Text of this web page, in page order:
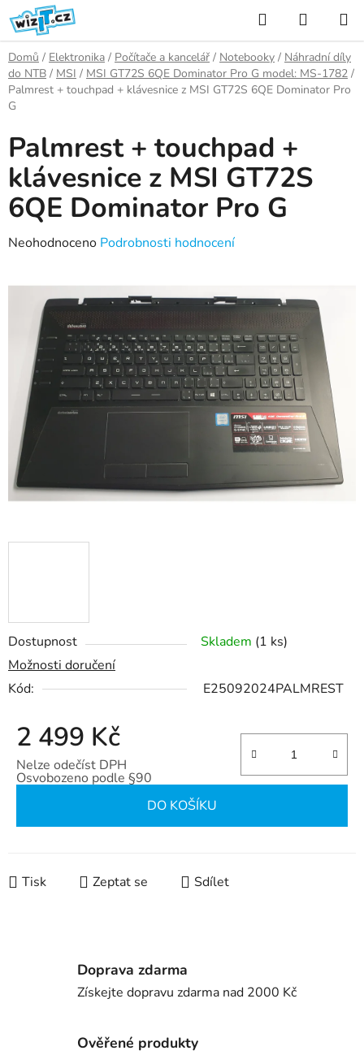
Přejít
na
obsah
Hledat
KOŠÍK
Domů / Elektronika / Počítače a kancelář / Notebooky / Náhradní díly
do NTB / MSI / MSI GT72S 6QE Dominator Pro G model: MS-1782 /
Palmrest + touchpad + klávesnice z MSI GT72S 6QE Dominator Pro
G
Dostupnost Skladem (1 ks)
Možnosti doručení
Kód:
E25092024PALMREST
2 499 Kč
Nelze odečíst DPH
Osvobozeno podle §90
DO KOŠÍKU
Tisk Zeptat se Sdílet
Palmrest + touchpad +
klávesnice z MSI GT72S
6QE Dominator Pro G
Průměrné
produktu
hvězdiček.
Neohodnoceno Podrobnosti hodnocení
Doprava zdarma
Získejte dopravu zdarma nad 2000 Kč
Ověřené produkty